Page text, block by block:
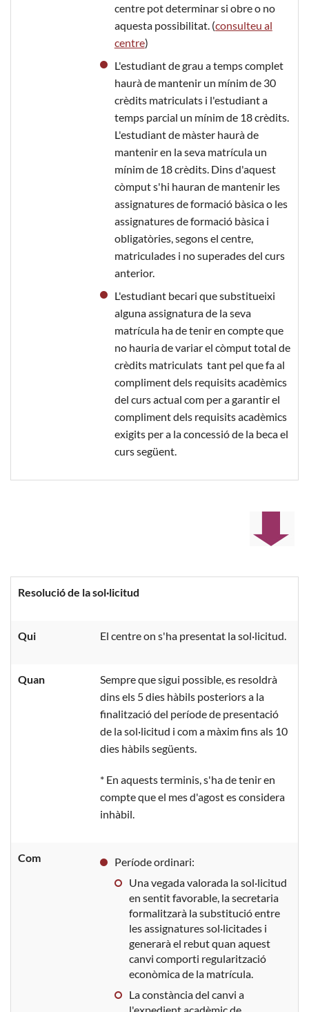
centre pot determinar si obre o no
aquesta possibilitat. (consulteu al
centre)
L'estudiant de grau a temps complet
haurà de mantenir un mínim de 30
crèdits matriculats i l'estudiant a
temps parcial un mínim de 18 crèdits.
L'estudiant de màster haurà de
mantenir en la seva matrícula un
mínim de 18 crèdits. Dins d'aquest
còmput s'hi hauran de mantenir les
assignatures de formació bàsica o les
assignatures de formació bàsica i
obligatòries, segons el centre,
matriculades i no superades del curs
anterior.
L'estudiant becari que substitueixi
alguna assignatura de la seva
matrícula ha de tenir en compte que
no hauria de variar el còmput total de
crèdits matriculats tant pel que fa al
compliment dels requisits acadèmics
del curs actual com per a garantir el
compliment dels requisits acadèmics
exigits per a la concessió de la beca el
curs següent.
Resolució de la sol·licitud
Qui El centre on s'ha presentat la sol·licitud.
Quan
Sempre que sigui possible, es resoldrà
dins els 5 dies hàbils posteriors a la
finalització del període de presentació
de la sol·licitud i com a màxim fins als 10
dies hàbils següents.
* En aquests terminis, s'ha de tenir en
compte que el mes d'agost es considera
inhàbil.
Com
Període ordinari:
Una vegada valorada la sol·licitud
en sentit favorable, la secretaria
formalitzarà la substitució entre
les assignatures sol·licitades i
generarà el rebut quan aquest
canvi comporti regularització
econòmica de la matrícula.
La constància del canvi a
l'expedient acadèmic de